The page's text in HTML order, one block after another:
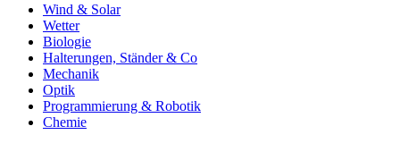
Wind & Solar
Wetter
Biologie
Halterungen, Ständer & Co
Mechanik
Optik
Programmierung & Robotik
Chemie